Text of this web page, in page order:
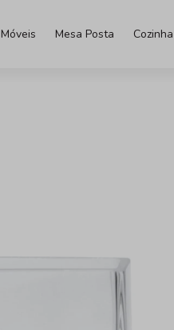
Móveis Mesa Posta Cozinha